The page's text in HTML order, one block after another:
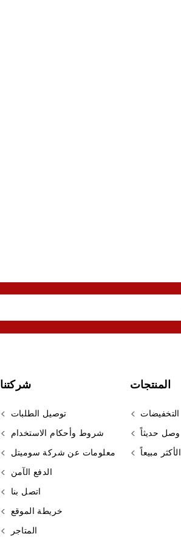
المنتجات
التخفيضات
وصل حديثاً
الأكثر مبيعاً
شركتنا
توصيل الطلبات
شروط وأحكام الاستخدام
معلومات عن شركة سوميتل
الدفع الآمن
اتصل بنا
خريطة الموقع
المتاجر